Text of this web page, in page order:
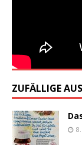
ZUFÄLLIGE